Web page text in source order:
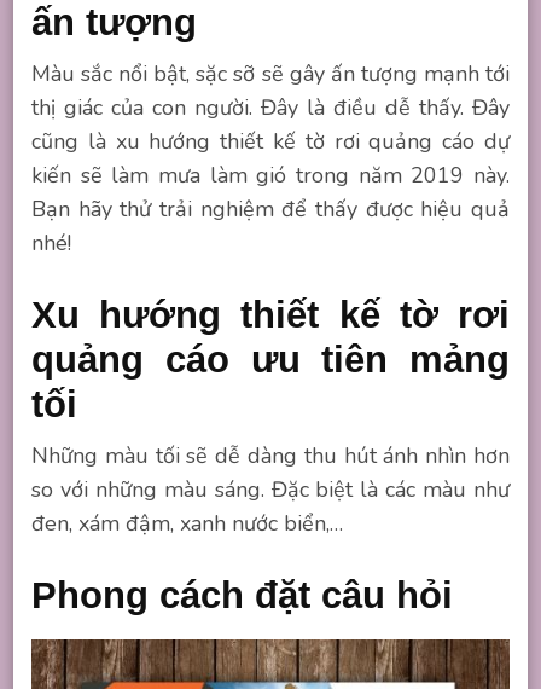
ấn tượng
Màu sắc nổi bật, sặc sỡ sẽ gây ấn tượng mạnh tới
thị giác của con người. Đây là điều dễ thấy. Đây
cũng là xu hướng thiết kế tờ rơi quảng cáo dự
kiến sẽ làm mưa làm gió trong năm 2019 này.
Bạn hãy thử trải nghiệm để thấy được hiệu quả
nhé!
Xu hướng thiết kế tờ rơi
quảng cáo ưu tiên mảng
tối
Những màu tối sẽ dễ dàng thu hút ánh nhìn hơn
so với những màu sáng. Đặc biệt là các màu như
đen, xám đậm, xanh nước biển,…
Phong cách đặt câu hỏi